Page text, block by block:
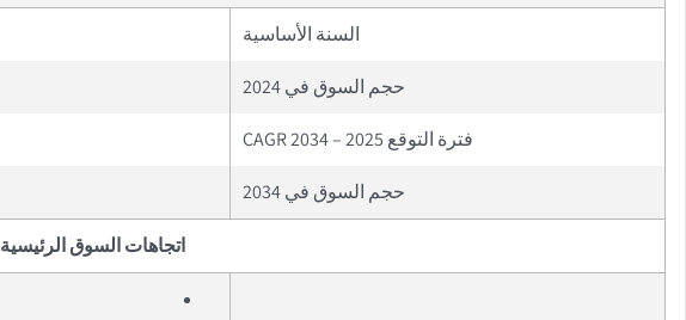
السنة الأساسية
حجم السوق في 2024
فترة التوقع 2025 – 2034 CAGR
حجم السوق في 2034
اتجاهات السوق الرئيسية